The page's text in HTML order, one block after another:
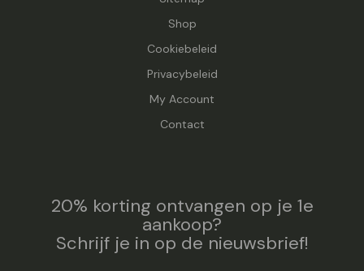
Shop
Cookiebeleid
Privacybeleid
My Account
Contact
20% korting ontvangen op je 1e
aankoop?
Schrijf je in op de nieuwsbrief!